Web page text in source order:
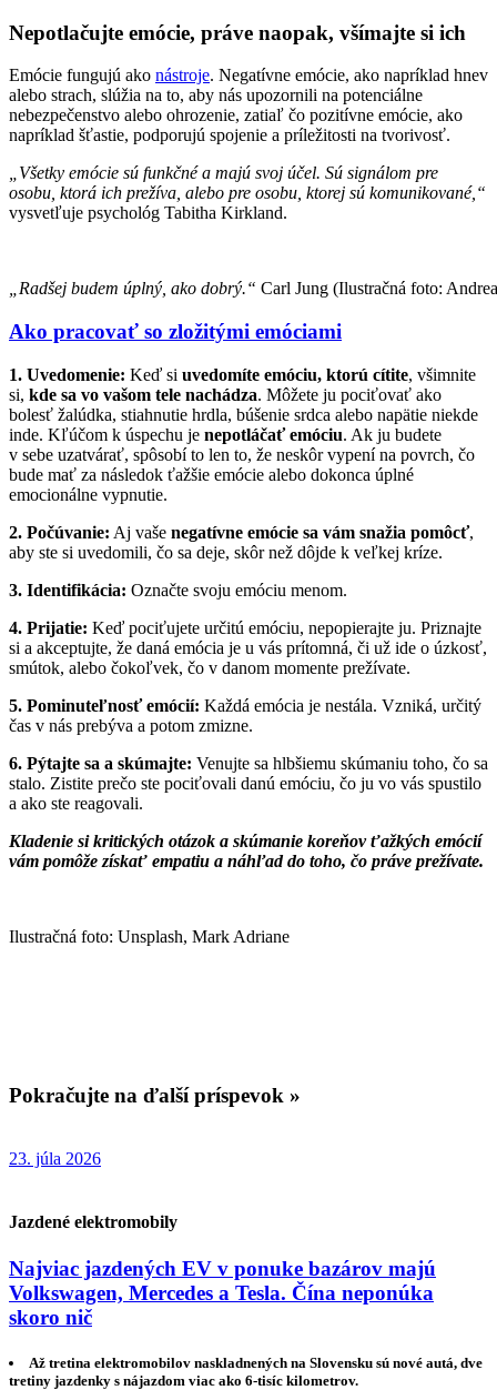
Nepotlačujte emócie, práve naopak, všímajte si ich
Emócie fungujú ako nástroje. Negatívne emócie, ako napríklad hnev
alebo strach, slúžia na to, aby nás upozornili na potenciálne
nebezpečenstvo alebo ohrozenie, zatiaľ čo pozitívne emócie, ako
napríklad šťastie, podporujú spojenie a príležitosti na tvorivosť.
„Všetky emócie sú funkčné a majú svoj účel. Sú signálom pre
osobu, ktorá ich prežíva, alebo pre osobu, ktorej sú komunikované,“
vysvetľuje psychológ Tabitha Kirkland.
„Radšej budem úplný, ako dobrý.“ Carl Jung (Ilustračná foto:
Ako pracovať so zložitými emóciami
1. Uvedomenie: Keď si uvedomíte emóciu, ktorú cítite, všimnite
si, kde sa vo vašom tele nachádza. Môžete ju pociťovať ako
bolesť žalúdka, stiahnutie hrdla, búšenie srdca alebo napätie niekde
inde. Kľúčom k úspechu je nepotláčať emóciu. Ak ju budete
v sebe uzatvárať, spôsobí to len to, že neskôr vypení na povrch, čo
bude mať za následok ťažšie emócie alebo dokonca úplné
emocionálne vypnutie.
2. Počúvanie: Aj vaše negatívne emócie sa vám snažia pomôcť,
aby ste si uvedomili, čo sa deje, skôr než dôjde k veľkej kríze.
3. Identifikácia: Označte svoju emóciu menom.
4. Prijatie: Keď pociťujete určitú emóciu, nepopierajte ju. Priznajte
si a akceptujte, že daná emócia je u vás prítomná, či už ide o úzkosť,
smútok, alebo čokoľvek, čo v danom momente prežívate.
5. Pominuteľnosť emócií: Každá emócia je nestála. Vzniká, určitý
čas v nás prebýva a potom zmizne.
6. Pýtajte sa a skúmajte: Venujte sa hlbšiemu skúmaniu toho, čo sa
stalo. Zistite prečo ste pociťovali danú emóciu, čo ju vo vás spustilo
a ako ste reagovali.
Kladenie si kritických otázok a skúmanie koreňov ťažkých emócií
vám pomôže získať empatiu a náhľad do toho, čo práve prežívate.
Ilustračná foto: Unsplash, Mark Adriane
Pokračujte na ďalší príspevok »
23. júla 2026
Jazdené elektromobily
Najviac jazdených EV v ponuke bazárov majú
Volkswagen, Mercedes a Tesla. Čína neponúka
skoro nič
Až tretina elektromobilov naskladnených na Slovensku sú nové autá, dve
tretiny jazdenky s nájazdom viac ako 6-tisíc kilometrov.